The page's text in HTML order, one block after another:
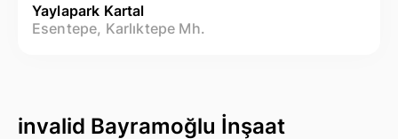
Yaylapark Kartal
Esentepe, Karlıktepe Mh.
invalid Bayramoğlu İnşaat